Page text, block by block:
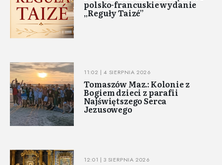
polsko-francuskie wydanie
„Reguły Taizé”
11:02 | 4 SIERPNIA 2026
Tomaszów Maz.: Kolonie z
Bogiem dzieci z parafii
Najświętszego Serca
Jezusowego
12:01 | 3 SIERPNIA 2026